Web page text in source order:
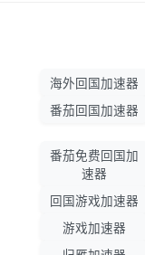
海外回国加速器
番茄回国加速器
番茄免费回国加
速器
回国游戏加速器
游戏加速器